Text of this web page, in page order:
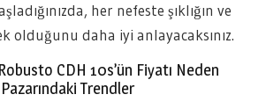
her nefeste şıklığın ve
olduğunu daha iyi anlayacaksınız.
CDH 10s’ün Fiyatı Neden
Trendler